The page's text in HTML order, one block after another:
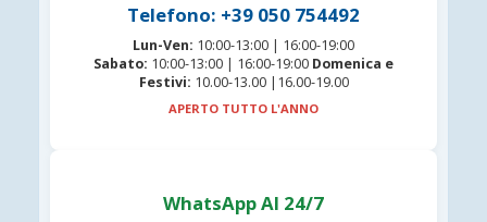
Telefono: +39 050 754492
Lun-Ven: 10:00-13:00 | 16:00-19:00
Sabato: 10:00-13:00 | 16:00-19:00 Domenica e
Festivi: 10.00-13.00 |16.00-19.00
APERTO TUTTO L'ANNO
WhatsApp AI 24/7